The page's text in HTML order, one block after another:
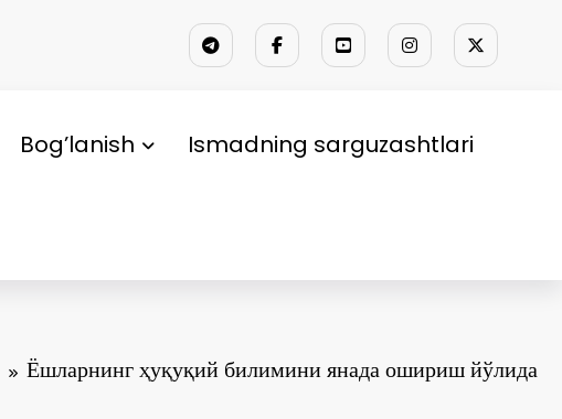
Bog’lanish Ismadning sarguzashtlari
Ёшларнинг ҳуқуқий билимини янада ошириш йўлида